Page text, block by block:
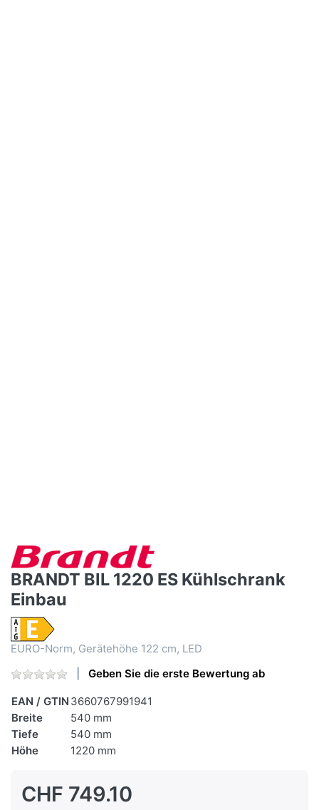
BRANDT BIL 1220 ES Kühlschrank
Einbau
EURO-Norm, Gerätehöhe 122 cm, LED
Geben Sie die erste Bewertung ab
EAN / GTIN 3660767991941
Breite
540 mm
Tiefe
540 mm
Höhe
1220 mm
CHF 749.10